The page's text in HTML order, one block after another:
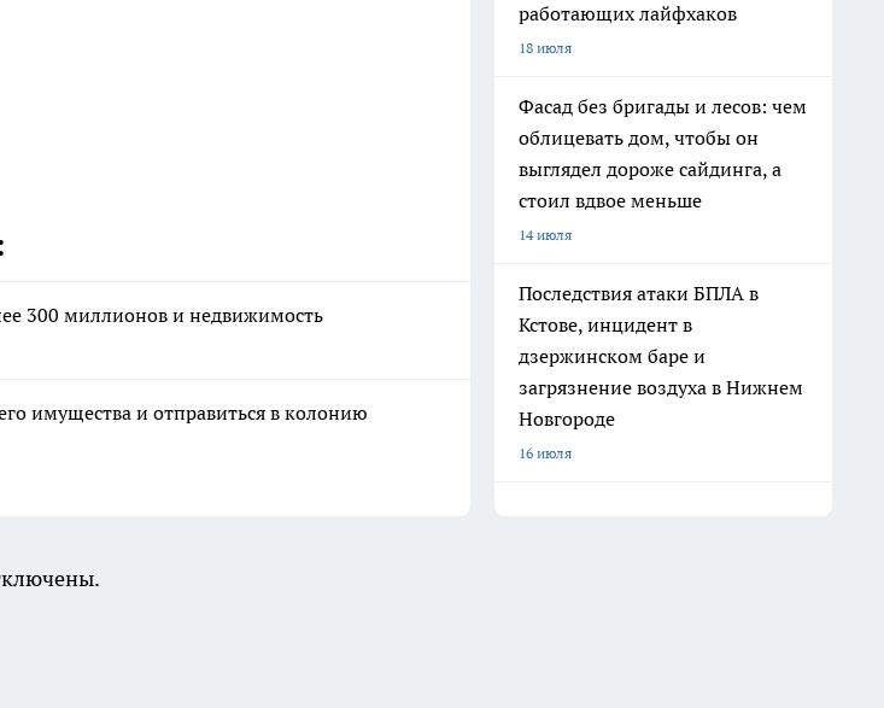
300 миллионов и недвижимость
имущества и отправиться в колонию
работающих лайфхаков
18 июля
Фасад без бригады и лесов: чем
облицевать дом, чтобы он
выглядел дороже сайдинга, а
стоил вдвое меньше
14 июля
Последствия атаки БПЛА в
Кстове, инцидент в
дзержинском баре и
загрязнение воздуха в Нижнем
Новгороде
16 июля